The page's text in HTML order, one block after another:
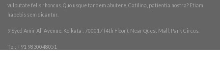
vulputate felis rhoncus. Quo usque tandem abutere, Catilina, patientia nostra? Etiam
habebis sem dicantur.
9 Syed Amir Ali Avenue. Kolkata : 700017 (4th Floor). Near Quest Mall, Park Circus.
Tel: +91 9830048051